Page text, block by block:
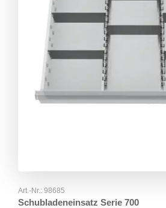
Art.-Nr.: 98685
Schubladeneinsatz Serie 700